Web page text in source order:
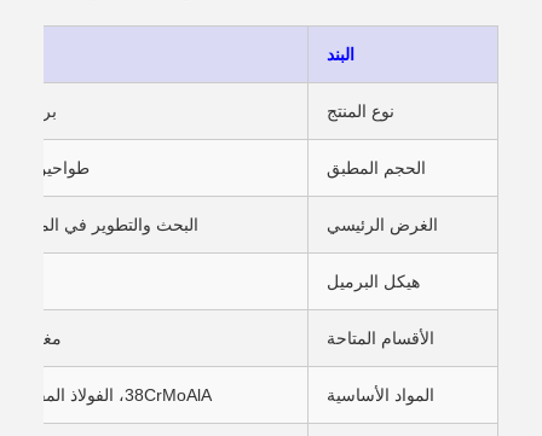
البند
نوع المنتج برميل
الحجم المطبق طواحين
الغرض الرئيسي البحث والتطوير في المواد
هيكل البرميل
الأقسام المتاحة مغلق،
المواد الأساسية 38CrMoAlA، الفولاذ المقاوم للصدأ أو أنظمة سبيكة مخصصة